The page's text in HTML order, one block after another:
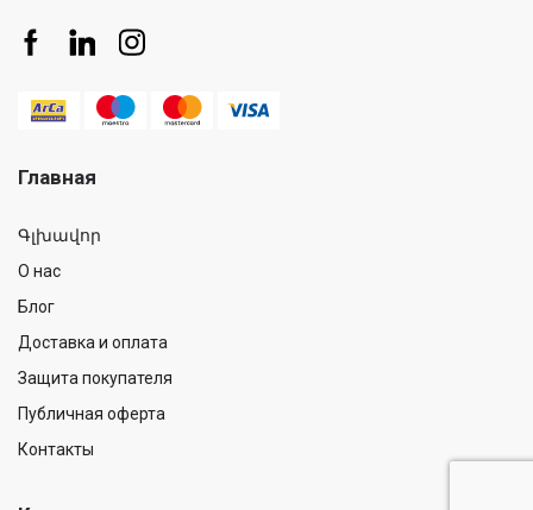
Главная
Գլխավոր
О нас
Блог
Доставка и оплата
Защита покупателя
Публичная оферта
Контакты